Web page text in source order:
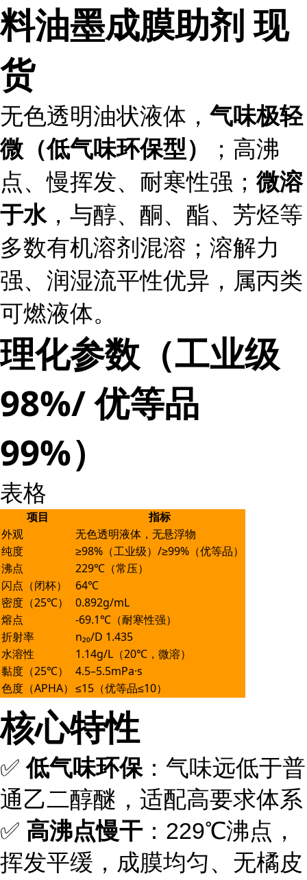
料油墨成膜助剂 现
货
无色透明油状液体， 气味极轻
微（低气味环保型）
；高沸
点、慢挥发、耐寒性强；微溶
于水，与醇、酮、酯、芳烃等
多数有机溶剂混溶；溶解力
强、润湿流平性优异，属丙类
可燃液体。
理化参数（工业级
98%/ 优等品
99%）
表格
项目 指标
外观
无色透明液体，无悬浮物
纯度
≥98%（工业级）/≥99%（优等品）
沸点
229℃（常压）
闪点（闭杯）
64℃
密度（25℃）
0.892g/mL
熔点
-69.1℃（耐寒性强）
折射率
n₂₀/D 1.435
水溶性
1.14g/L（20℃，微溶）
黏度（25℃）
4.5–5.5mPa·s
色度（APHA） ≤15（优等品≤10）
核心特性
✅低气味环保：气味远低于普
通乙二醇醚，适配高要求体系
✅ 高沸点慢干 ：229℃沸点，
挥发平缓，成膜均匀、无橘皮